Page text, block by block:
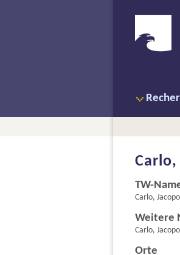
TW-
Carlo,
Weitere
Carlo,
Orte